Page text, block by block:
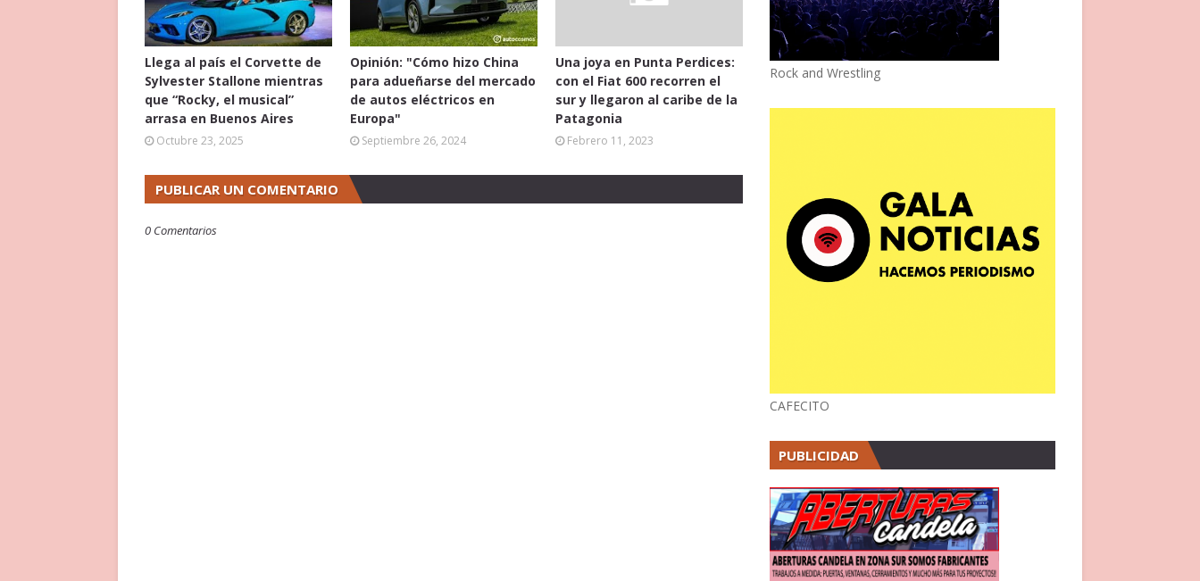
Llega al país el Corvette de
Sylvester Stallone mientras
que “Rocky, el musical”
arrasa en Buenos Aires
Octubre 23, 2025
Opinión: "Cómo hizo China
para adueñarse del mercado
de autos eléctricos en
Europa"
Septiembre 26, 2024
Una joya en Punta Perdices:
con el Fiat 600 recorren el
sur y llegaron al caribe de la
Patagonia
Febrero 11, 2023
PUBLICAR UN COMENTARIO
0 Comentarios
Rock and Wrestling
CAFECITO
PUBLICIDAD